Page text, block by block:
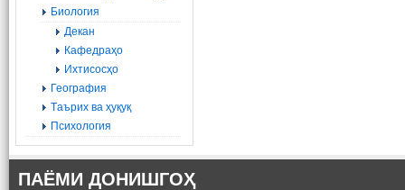
Биология
Декан
Кафедраҳо
Ихтисосҳо
География
Tаърих ва ҳуқуқ
Психология
ПАЁМИ ДОНИШГОҲ